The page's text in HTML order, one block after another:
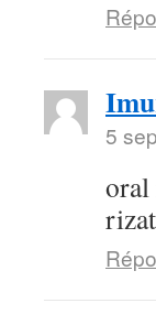
5
oral